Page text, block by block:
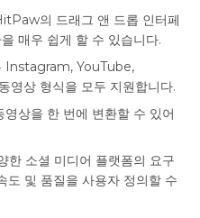
의 드래그 앤 드롭 인터페
매우 쉽게 할 수 있습니다.
Instagram, YouTube,
영상 형식을 모두 지원합니다.
상을 한 번에 변환할 수 있어
한 소셜 미디어 플랫폼의 요구
도 및 품질을 사용자 정의할 수